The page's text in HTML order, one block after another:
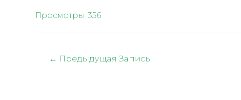
Просмотры: 356
Навигация
← Предыдущая Запись